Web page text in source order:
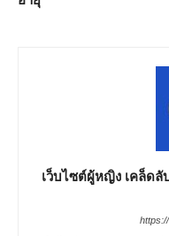
เว็บไซต์ผู้หญิง เคล็ด